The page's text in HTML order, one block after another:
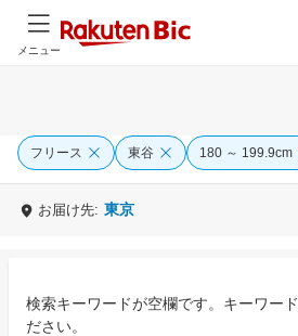
メニュー
フリース 東谷 180 ～ 199.9cm
お届け先: 東京
検索キーワードが空欄です。キーワー
ださい。